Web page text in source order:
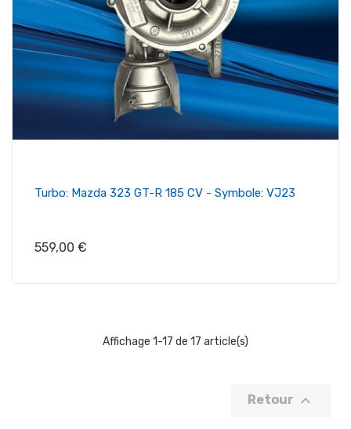
Turbo: Mazda 323 GT-R 185 CV - Symbole: VJ23
Prix
559,00 €
Affichage 1-17 de 17 article(s)
Retour 